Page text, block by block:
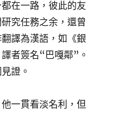
在一路，彼此的友
究任務之余，還曾
譯為漢語，如《銀
者簽名“巴嘎鄰”。
證。
一貫看淡名利，但